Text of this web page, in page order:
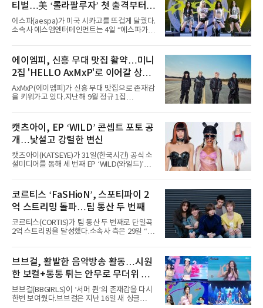
티벌…美 ‘롤라팔루자’ 첫 출격부터
증명한 존재감
에스파(aespa)가 미국 시카고를 뜨겁게 달궜다.
소속사 에스엠엔터테인먼트는 4일 “에스파가
서 열린 ‘롤라팔루자 시카고’(Lollapalooza
Chicago)의 알리안츠 스테이지에 올랐다”며
“총 14곡으로 구성된 세트리스트를 선사, 데뷔 7
년 차다운 노련한 무대 매너와 파워풀한 에너지
로 현장의 분위기를 압도했다”고 밝혔다.1991
년 시작된 ‘롤라팔루자’는 8개 스테이지, 170여
팀의 아티스트와 40만 명 이상의 관객이 운집하
코르티스 등 K팝 스타들이 출연진 명단에 이름
을 올렸다.이날 에스파는
에이엠피, 신흥 무대 맛집 활약…미니
2집 'HELLO AxMxP'로 이어갈 상승
세
AxMxP(에이엠피)가 신흥 무대 맛집으로 존재감
을 키워가고 있다.지난해 9월 정규 1집
AxMxP는 데뷔 전부터 버스킹과 각종 페스티벌,
공연 무대에 오르며 실전 경험을 쌓아왔다.이들
은 소속사 패밀리 콘서트를 비롯해 '뷰티풀 민트
라이프 2025', '2025 부산국제록페스티벌' 등 대
형 무대에 잇달아 출연해 당찬 에너지와 풋풋한
매력으로 음악팬들의 눈도장을 찍었다.이후
AxMxP는 '카운트다운 판타지 2025-2026',
정적인 실력을 입증했고, 올해 '2026 어썸뮤직
페스티벌', '뷰티풀 민트 라이프 2026', '2026
캣츠아이, EP ‘WILD’ 콘셉트 포토 공
개…낯설고 강렬한 변신
캣츠아이(KATSEYE)가 31일(한국시간) 공식 소
셜미디어를 통해 세 번째 EP ‘WILD(와일드)’의
heart(와일드 하트)’라는 제목이 붙은 콘셉트 포
토에는 멤버들의 본능적이고 야성적인 면모가
강렬하게 담겼다. 짙은 아이섀도와 푸른빛·금빛·
붉은빛의 컬러 렌즈가 비현실적인 분위기를 자
아내고, 여러 원색이 불규칙하게 뒤섞인 멀티컬
러 헤어와 과감한 블루·블랙 립 메이크업이 낯설
고도 매혹적인 비주얼을 완성했다.스타일링 역
엣을 거침없이 결합했다. 멤버들은 각기 다른 개
성을 살린 스타일링을 선
코르티스 ‘FaSHioN’, 스포티파이 2
억 스트리밍 돌파…팀 통산 두 번째
코르티스(CORTIS)가 팀 통산 두 번째로 단일곡
2억 스트리밍을 달성했다.소속사 측은 29일 “코
벌 오디오·음원 스트리밍 플랫폼 스포티파이에
서 27일 자로 누적 재생 수 2억 회를 돌파했
다”고 밝혔다.곡이 발표된 지 약 10개월 만이다.
팀의 첫 번째 2억 스트리밍 곡은 동일 음반에 수
록된 ‘GO!’다. 이 노래는 공개 약 9개월 만인 지
난달 26일 자에 2억 고지를 밟았다. 이는 최근 5
년 내 데뷔한 보이그룹의 곡 중 최단기 2억 달성
브브걸, 활발한 음악방송 활동…시원
한 보컬+통통 튀는 안무로 무더위 사
냥
브브걸(BBGIRLS)이 ‘서머 퀸’의 존재감을 다시
한번 보여줬다.브브걸은 지난 16일 새 싱글